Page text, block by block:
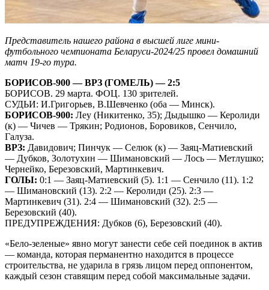
Представитель нашего района в высшей лиге мини-
футбольного чемпионата Беларуси-2024/25 провел домашний
матч 19-го тура.
БОРИСОВ-900 — ВРЗ (ГОМЕЛЬ) — 2:5
БОРИСОВ. 29 марта. ФОЦ. 130 зрителей.
СУДЬИ: И.Григорьев, В.Шевченко (оба — Минск).
БОРИСОВ-900: Леу (Никитенко, 35); Дыдышко — Керолиди
(к) — Чичев — Трякин; Родионов, Боровиков, Сенчило,
Галуза.
ВРЗ: Давидович; Пинчук — Селюк (к) — Заяц-Матиевский
— Дубков, Золотухин — Шимановский — Лось — Метлушко;
Чернейко, Березовский, Мартинкевич.
ГОЛЫ: 0:1 — Заяц-Матиевский (5). 1:1 — Сенчило (11). 1:2
— Шимановский (13). 2:2 — Керолиди (25). 2:3 —
Мартинкевич (31). 2:4 — Шимановский (32). 2:5 —
Березовский (40).
ПРЕДУПРЕЖДЕНИЯ: Дубков (6), Березовский (40).
«Бело-зеленые» явно могут занести себе сей поединок в актив
— команда, которая перманентно находится в процессе
строительства, не ударила в грязь лицом перед оппонентом,
каждый сезон ставящим перед собой максимальные задачи.